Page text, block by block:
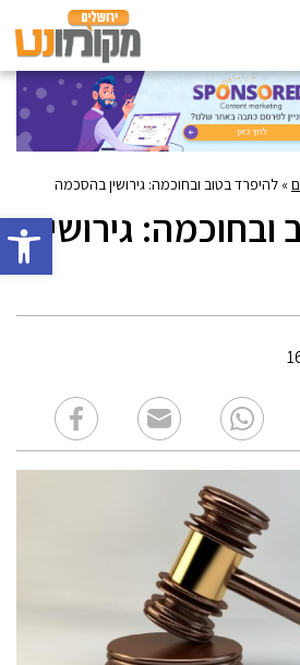
פתח
» להיפרד בטוב ובחוכמה: גירושין בהסכמה
גירושין